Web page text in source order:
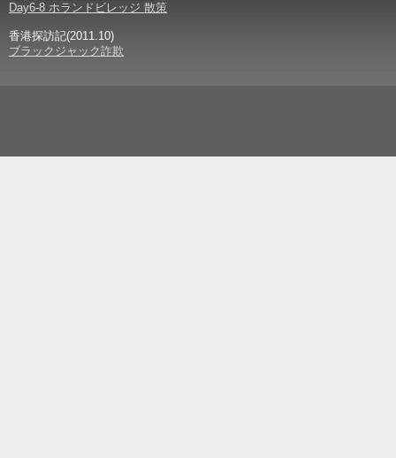
Day6-8 ホランドビレッジ 散策
香港探訪記(2011.10)
ブラックジャック詐欺